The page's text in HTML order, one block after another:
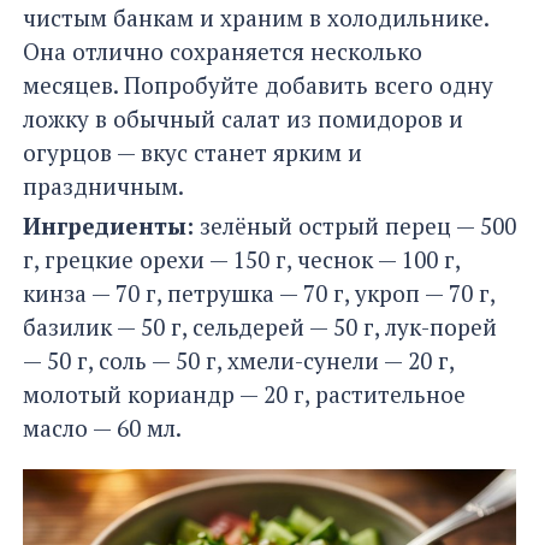
чистым банкам и храним в холодильнике.
Она отлично сохраняется несколько
месяцев. Попробуйте добавить всего одну
ложку в обычный салат из помидоров и
огурцов — вкус станет ярким и
праздничным.
Ингредиенты: зелёный острый перец — 500
г, грецкие орехи — 150 г, чеснок — 100 г,
кинза — 70 г, петрушка — 70 г, укроп — 70 г,
базилик — 50 г, сельдерей — 50 г, лук-порей
— 50 г, соль — 50 г, хмели-сунели — 20 г,
молотый кориандр — 20 г, растительное
масло — 60 мл.